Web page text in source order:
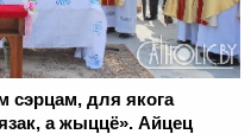
сэрцам, для якога
а жыццё». Айцец